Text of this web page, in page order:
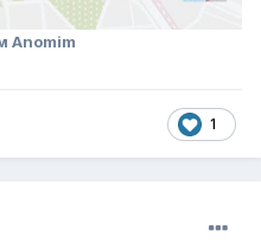
Anomim
1